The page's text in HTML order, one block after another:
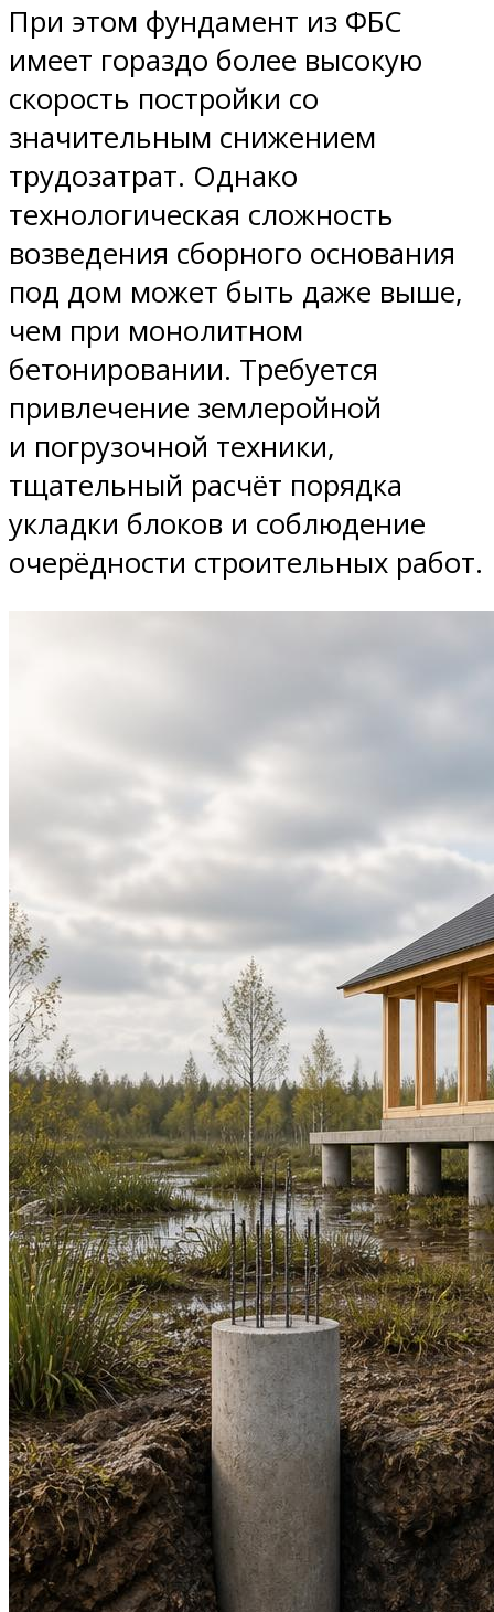
При этом фундамент из ФБС
имеет гораздо более высокую
скорость постройки со
значительным снижением
трудозатрат. Однако
технологическая сложность
возведения сборного основания
под дом может быть даже выше,
чем при монолитном
бетонировании. Требуется
привлечение землеройной
и погрузочной техники,
тщательный расчёт порядка
укладки блоков и соблюдение
очерёдности строительных работ.